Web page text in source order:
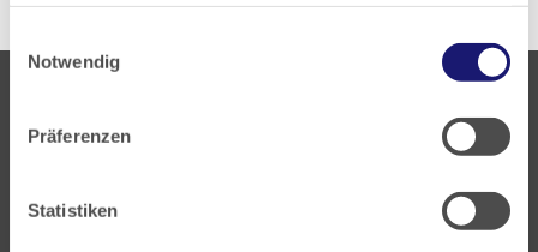
haben oder die sie im Rahmen Ihrer Nutzung der Dienste
Notwendig
Präferenzen
Statistiken
Landesärztekammer Hessen